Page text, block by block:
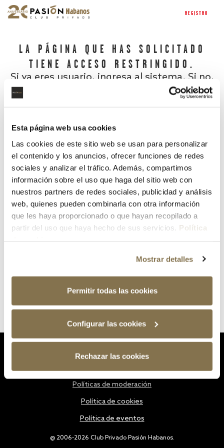
Esta página web usa cookies
Las cookies de este sitio web se usan para personalizar
el contenido y los anuncios, ofrecer funciones de redes
sociales y analizar el tráfico. Además, compartimos
información sobre el uso que haga del sitio web con
nuestros partners de redes sociales, publicidad y análisis
web, quienes pueden combinarla con otra información
que les haya proporcionado o que hayan recopilado a
partir del uso que haya hecho de sus servicios. Política
Mostrar detalles
Permitir todas las cookies
Configurar las cookies
Rechazar las cookies
REGISTRO
LA PÁGINA QUE HAS SOLICITADO
TIENE ACCESO RESTRINGIDO.
Si ya eres usuario, ingresa al sistema. Si no,
¿Has olvidado tu contraseña?
@ 2006-2026 Club Privado Pasión Habanos.
Políticas de moderación
Política de cookies
Política de eventos